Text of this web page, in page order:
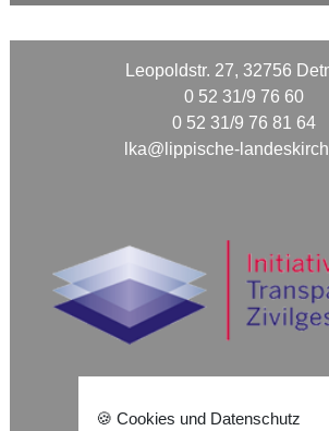
Leopoldstr. 27, 32756
0 52 31/9 76 60
0 52 31/9 76 81 64
lka@lippische-
🍪 Cookies und Datenschutz